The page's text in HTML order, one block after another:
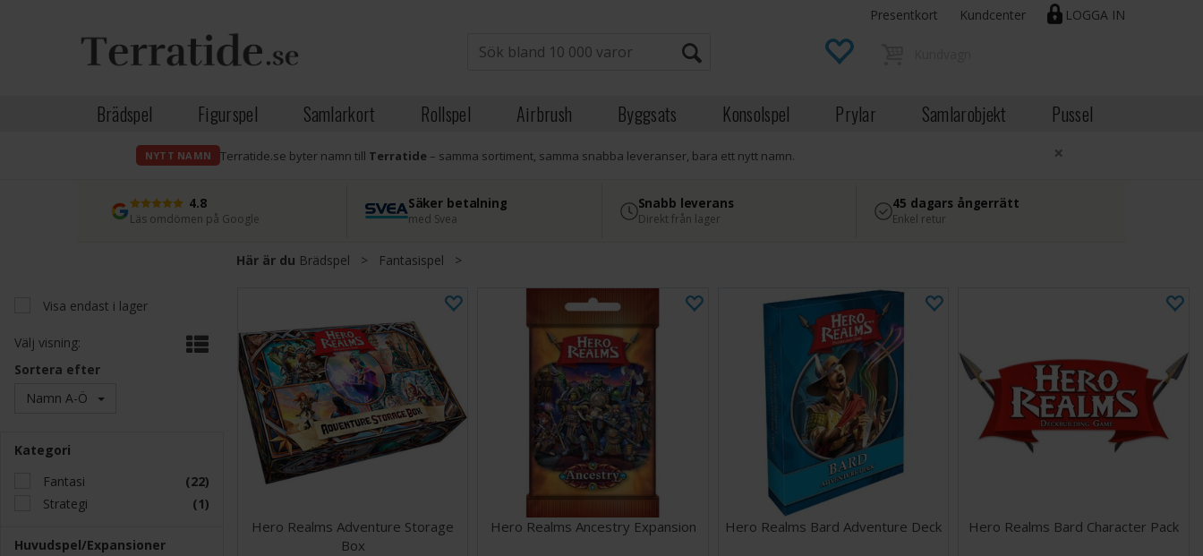
LOGGA IN
Presentkort Kundcenter
Brädspel Figurspel Samlarkort Rollspel Airbrush Byggsats Konsolspel Prylar Samlarobjekt Pussel
NYTT NAMN Terratide.se byter namn till Terratide– samma sortiment, samma snabba leveranser, bara ett nytt namn. ×
4.8
Läs omdömen på Google
Säker betalning
med Svea
Snabb leverans
Direkt från lager
45 dagars ångerrätt
Enkel retur
Här är du Brädspel > Fantasispel >
Visa endast i lager
Välj visning:
Sortera efter
Namn A-Ö
Kategori
Fantasi
(22)
Strategi
(1)
Huvudspel/Expansioner
Hero Realms Adventure Storage
Box
Hero Realms Ancestry Expansion Hero Realms Bard Adventure Deck Hero Realms Bard Character Pack